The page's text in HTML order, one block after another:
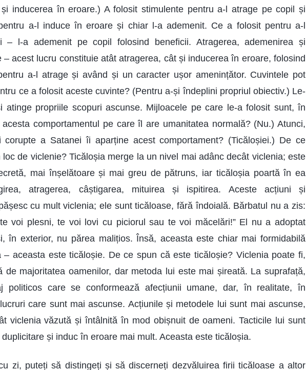
inducerea în eroare.) A folosit stimulente pentru a-l atrage pe copil și
a-l induce în eroare și chiar l-a ademenit. Ce a folosit pentru a-l
– l-a ademenit pe copil folosind beneficii. Atragerea, ademenirea și
– acest lucru constituie atât atragerea, cât și inducerea în eroare, folosind
a-l atrage și având și un caracter ușor amenințător. Cuvintele pot
ce a folosit aceste cuvinte? (Pentru a-și îndeplini propriul obiectiv.) Le-
atinge propriile scopuri ascunse. Mijloacele pe care le-a folosit sunt, în
comportamentul pe care îl are umanitatea normală? (Nu.) Atunci,
a Satanei îi aparține acest comportament? (Ticăloșiei.) De ce
de viclenie? Ticăloșia merge la un nivel mai adânc decât viclenia; este
mai înșelătoare și mai greu de pătruns, iar ticăloșia poartă în ea
atragerea, câștigarea, mituirea și ispitirea. Aceste acțiuni și
cu mult viclenia; ele sunt ticăloase, fără îndoială. Bărbatul nu a zis:
voi plesni, te voi lovi cu piciorul sau te voi măcelări!” El nu a adoptat
în exterior, nu părea malițios. Însă, aceasta este chiar mai formidabilă
– aceasta este ticăloșie. De ce spun că este ticăloșie? Viclenia poate fi,
de majoritatea oamenilor, dar metoda lui este mai șireată. La suprafață,
politicos care se conformează afecțiunii umane, dar, în realitate, în
care sunt mai ascunse. Acțiunile și metodele lui sunt mai ascunse,
viclenia văzută și întâlnită în mod obișnuit de oameni. Tacticile lui sunt
și induc în eroare mai mult. Aceasta este ticăloșia.
zi, puteți să distingeți și să discerneți dezvăluirea firii ticăloase a altor